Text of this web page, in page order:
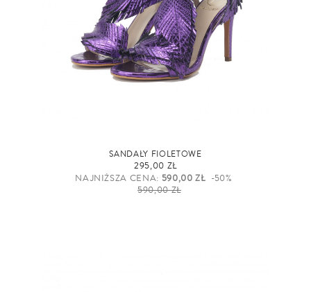
SANDAŁY FIOLETOWE
295,00 ZŁ
NAJNIŻSZA CENA: 590,00 ZŁ -50%
590,00 ZŁ